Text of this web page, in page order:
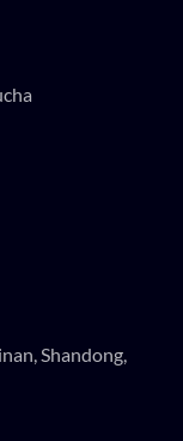
Shandong,